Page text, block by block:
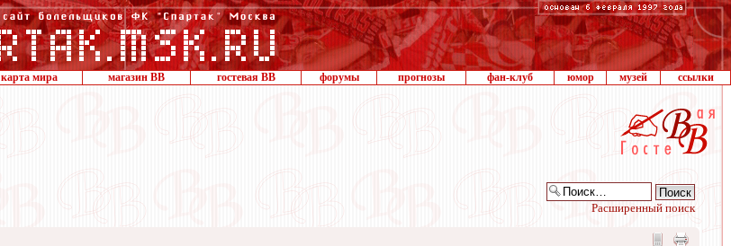
карта мира магазин ВВ гостевая ВВ форумы прогнозы фан-клуб юмор музей ссылки
Расширенный поиск